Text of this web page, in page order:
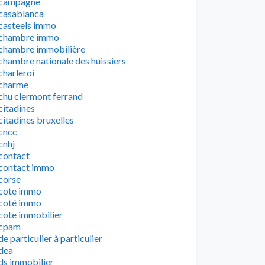
immo
immo
immobilière
nationale des huissiers
clermont ferrand
bruxelles
immo
immo
immo
immobilier
particulier à particulier
immobilier